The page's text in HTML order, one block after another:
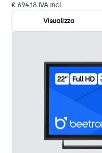
€ 694,18 IVA incl.
Visualizza